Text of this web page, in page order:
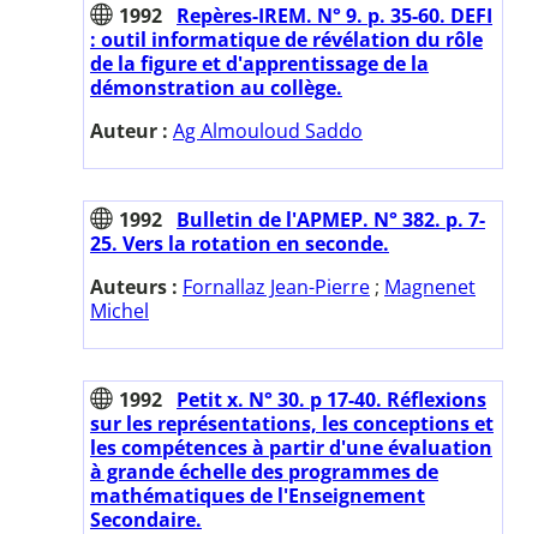
1992 Repères-IREM. N° 9. p. 35-60. DEFI
: outil informatique de révélation du rôle
de la figure et d'apprentissage de la
démonstration au collège.
Auteur : Ag Almouloud Saddo
1992 Bulletin de l'APMEP. N° 382. p. 7-
25. Vers la rotation en seconde.
Auteurs : Fornallaz Jean-Pierre ; Magnenet
Michel
1992 Petit x. N° 30. p 17-40. Réflexions
sur les représentations, les conceptions et
les compétences à partir d'une évaluation
à grande échelle des programmes de
mathématiques de l'Enseignement
Secondaire.